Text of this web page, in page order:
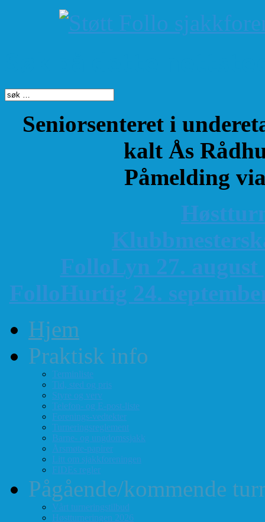
Seniorsenteret i
kalt Ås
Påmelding
K
FolloLyn 27. august
FolloHurtig 24.
Hjem
Praktisk info
Terminliste
Tid, sted og pris
Styre og verv
Telefon- og E-post-liste
Forenings-vedtekter
Turneringsreglement
Barne- og ungdomssjakk
Årsmøte-papirer
Litt om sjakkforeningen
FIDEs regler
Pågående/kommende
Vårt turneringstilbud
Høstturneringen 2026